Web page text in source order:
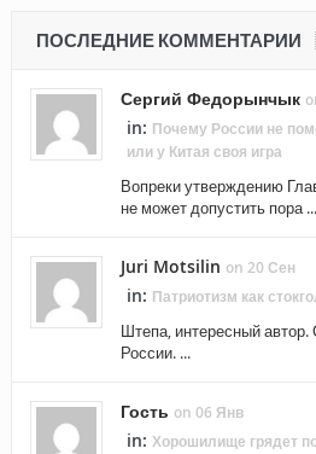
ПОСЛЕДНИЕ КОММЕНТАРИИ
Сергий Федорынчык
in: Почему России не
или у Китая своя игра
Вопреки утверждению
не может допустить пора ...
Juri Motsilin on 20 Сен
in: Патриотизм как
Штепа, интересный
России. ...
Гость on 06 Янв
in: Хорошилище грядет